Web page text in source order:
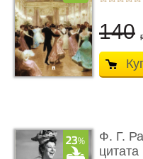
140
Ф. Г.
цитата